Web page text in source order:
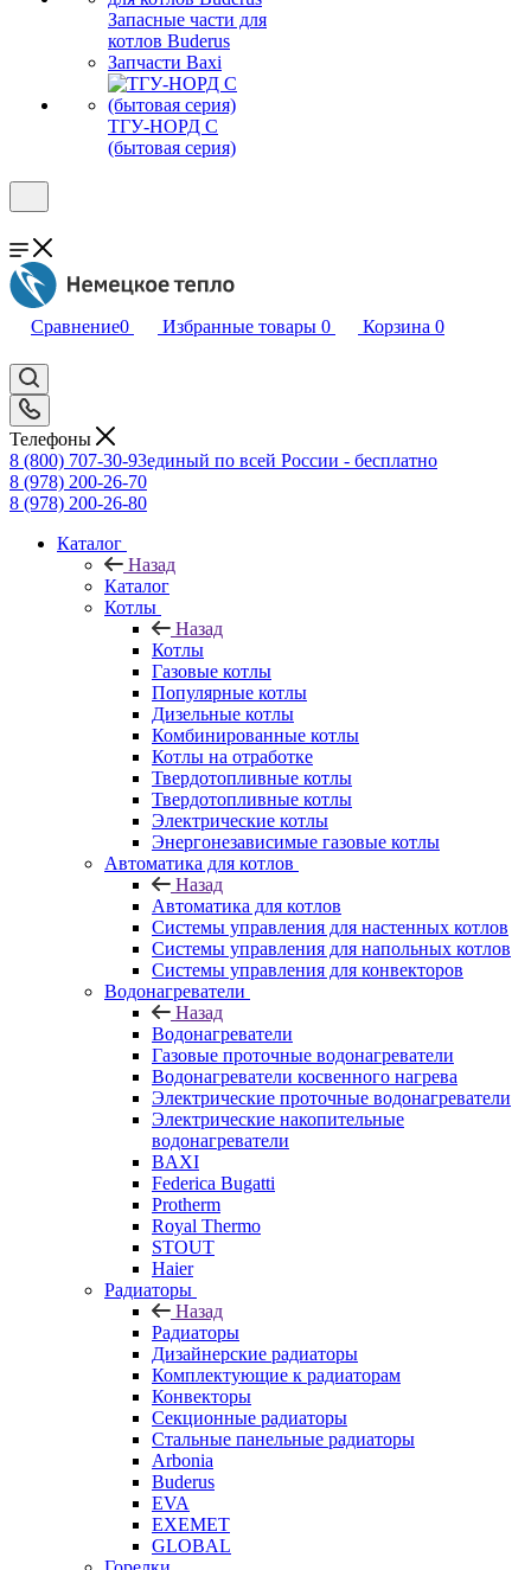
Запасные части для
котлов Buderus
Запчасти Baxi
ТГУ-НОРД С
(бытовая серия)
Сравнение0 Избранные товары 0 Корзина 0
Телефоны
8 (800) 707-30-93единый по всей России - бесплатно
8 (978) 200-26-70
8 (978) 200-26-80
Каталог
Назад
Каталог
Котлы
Назад
Котлы
Газовые котлы
Популярные котлы
Дизельные котлы
Комбинированные котлы
Котлы на отработке
Твердотопливные котлы
Твердотопливные котлы
Электрические котлы
Энергонезависимые газовые котлы
Автоматика для котлов
Назад
Автоматика для котлов
Системы управления для настенных котлов
Системы управления для напольных котлов
Системы управления для конвекторов
Водонагреватели
Назад
Водонагреватели
Газовые проточные водонагреватели
Водонагреватели косвенного нагрева
Электрические проточные водонагреватели
Электрические накопительные
водонагреватели
BAXI
Federica Bugatti
Protherm
Royal Thermo
STOUT
Haier
Радиаторы
Назад
Радиаторы
Дизайнерские радиаторы
Комплектующие к радиаторам
Конвекторы
Секционные радиаторы
Стальные панельные радиаторы
Arbonia
Buderus
EVA
EXEMET
GLOBAL